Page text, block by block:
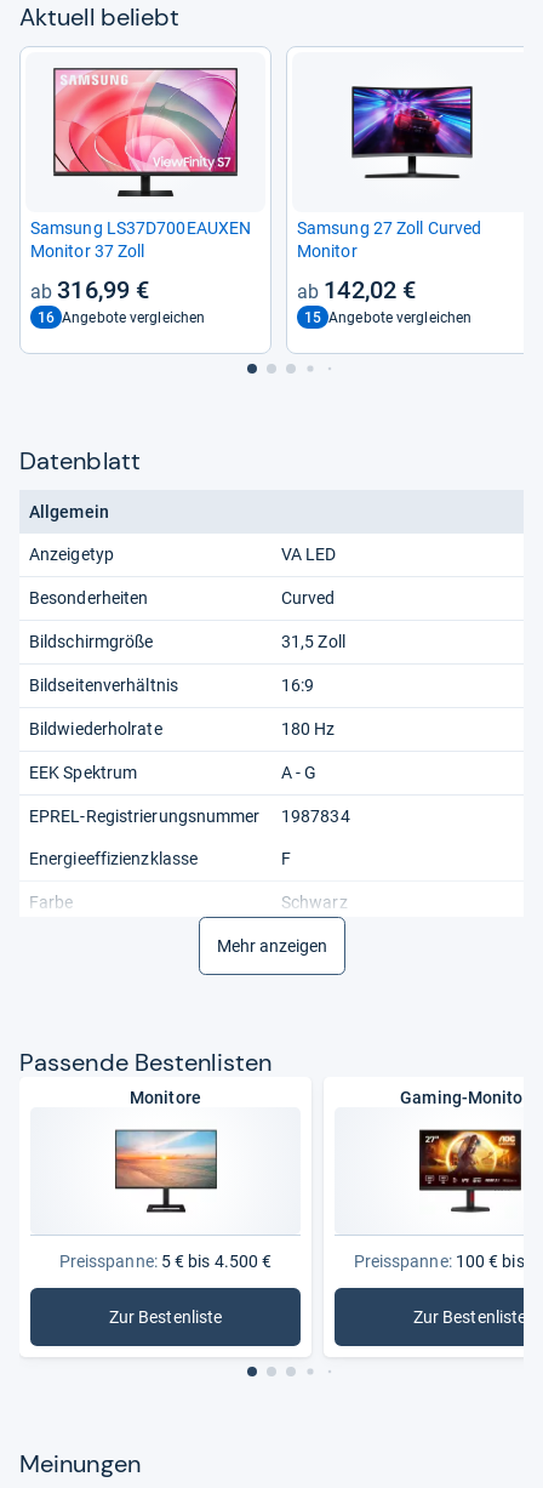
Aktu­ell beliebt
Sam­sung LS37D700EAU­XEN
Moni­tor 37 Zoll
316,99 €
16 Angebote vergleichen
Sam­sung 27 Zoll Cur­ved
Moni­tor
142,02 €
15 Angebote vergleichen
Datenblatt
Allgemein
Anzeigetyp VA LED
Besonderheiten Curved
Bildschirmgröße 31,5 Zoll
Bildseitenverhältnis 16:9
Bildwiederholrate 180 Hz
EEK Spektrum A - G
EPREL-Registrierungsnummer 1987834
Energieeffizienzklasse F
Farbe Schwarz
400 cd/m²
Modell
Mehr anzeigen
Pas­sende Bes­ten­lis­ten
Monitore
Preisspanne:5 € bis 4.500 €
Zur Bestenliste
: Monitore
Gaming-Monitore
Preisspanne:100 € bis
Zur Bestenliste
:
Meinungen